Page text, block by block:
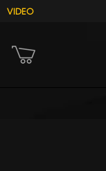
VIDEO